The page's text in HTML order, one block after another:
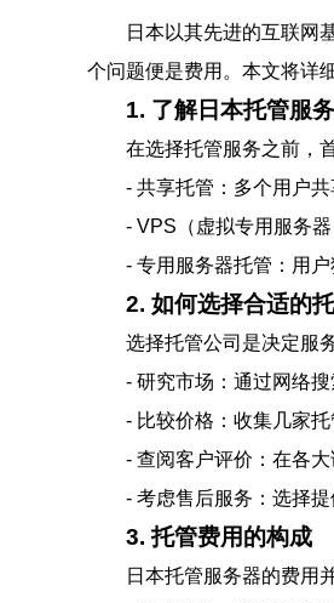
日本以其先进的互联网
个问题便是费用。本文将详
1. 了解日本托管服
在选择托管服务之前，
- 共享托管：多个用户
- VPS（虚拟专用服务
- 专用服务器托管：用
2. 如何选择合适的
选择托管公司是决定服
- 研究市场：通过网络
- 比较价格：收集几家
- 查阅客户评价：在各
- 考虑售后服务：选择
3. 托管费用的构成
日本托管服务器的费用